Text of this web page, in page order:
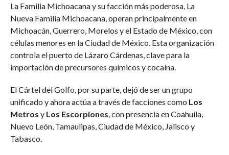
La Familia Michoacana y su facción más poderosa, La
Nueva Familia Michoacana, operan principalmente en
Michoacán, Guerrero, Morelos y el Estado de México, con
células menores en la Ciudad de México. Esta organización
controla el puerto de Lázaro Cárdenas, clave para la
importación de precursores químicos y cocaína.
El Cártel del Golfo, por su parte, dejó de ser un grupo
unificado y ahora actúa a través de facciones como Los
Metros y Los Escorpiones, con presencia en Coahuila,
Nuevo León, Tamaulipas, Ciudad de México, Jalisco y
Tabasco.